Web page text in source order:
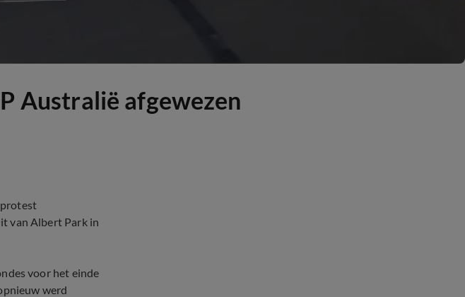
Australië afgewezen
protest
van Albert Park in
voor het einde
werd